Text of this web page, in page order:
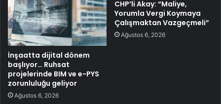
İnşaatta dijital dönem
başlıyor… Ruhsat
projelerinde BIM ve e-PYS
zorunluluğu geliyor
Ağustos 6, 2026
CHP’li Akay: “Maliye,
Yorumla Vergi Koymaya
Çalışmaktan Vazgeçmeli”
Ağustos 6, 2026